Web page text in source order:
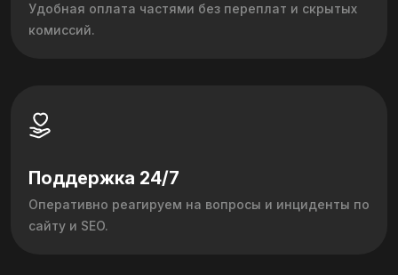
Удобная оплата частями без переплат и скрытых
комиссий.
Поддержка 24/7
Оперативно реагируем на вопросы и инциденты по
сайту и SEO.